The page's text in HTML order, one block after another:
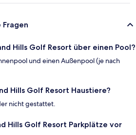
Hills Golf Resort über einen Pool?
und einen Außenpool (je nach
Hills Golf Resort Haustiere?
nicht gestattet.
Hills Golf Resort Parkplätze vor